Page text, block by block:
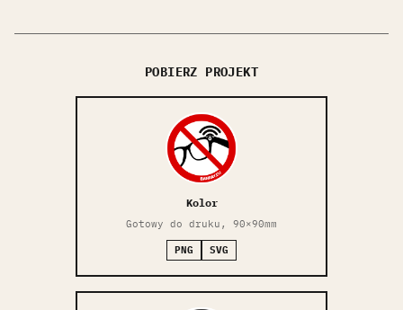
POBIERZ PROJEKT
Kolor
Gotowy do druku, 90×90mm
PNG SVG